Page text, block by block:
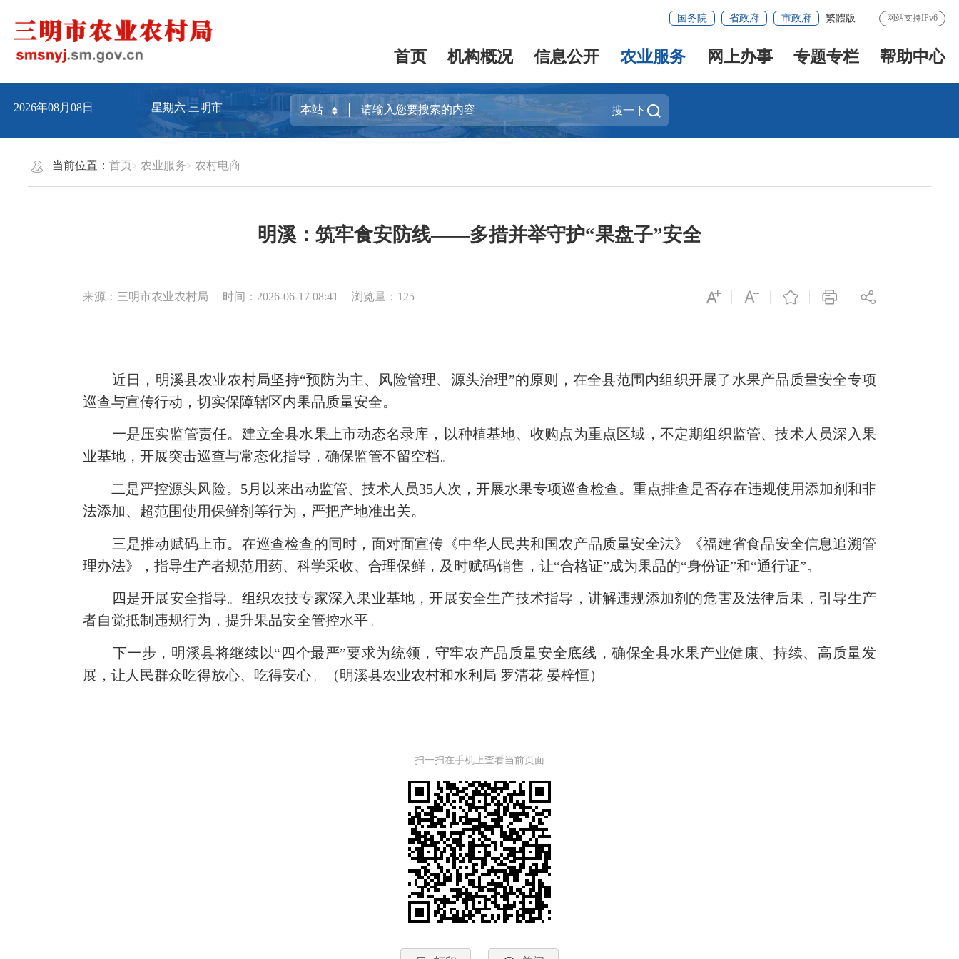
国务院 省政府 市政府 繁體版 网站支持IPv6
首页 机构概况 信息公开 农业服务 网上办事 专题专栏 帮助中心
2026年08月08日 星期六三明市 搜一下
当前位置：首页 农业服务 农村电商
明溪：筑牢食安防线——多措并举守护“果盘子”安全
来源：三明市农业农村局 时间：2026-06-17 08:41 浏览量：125
近日， 明溪县农业农村局坚持“预防为主、风险管理、源头治理”的原则，在全县范围内组织开展了水果产品质量安全专项
巡查与宣传行动，切实保障辖区内果品质量安全。
一是压实监管责任。 建立全县水果上市动态名录库， 以种植基地、收购点为重点区域，不定期组织监管、技术人员深入果
业基地，开展突击巡查与常态化指导，确保监管不留空档。
二是严控源头风险。 5月以来出动监管、技术人员35人次，开展水果专项巡查检查。重点排查是否存在违规使用添加剂 和非
法添加、 超范围使用保鲜剂等行为，严把产地准出关。
三是推动赋码上市。在巡查检查的同时，面对面宣传《中华人民共和国农产品质量安全法》
《福建省食品安全信息追溯管
理办法》
，指导生产者规范用药、科学采收、合理保鲜 ，及时赋码销售 ，让“合格证”成为果品的“身份证”和“通行证”。
四是开展安全指导。组织农技专家深入果业基地，开展安全生产技术指导，讲解违规添加剂的危害及法律后果，引导生产
者自觉抵制违规行为，提升果品安全管控水平。
下一步， 明溪县将继续以“四个最严”要求为统领，守牢农产品质量安全底线，确保全县水果产业健康、持续、高质量发
展，让人民群众吃得放心、吃得安心。
（明溪县农业农村和水利 局 罗清花 晏梓恒）
扫一扫在手机上查看当前页面